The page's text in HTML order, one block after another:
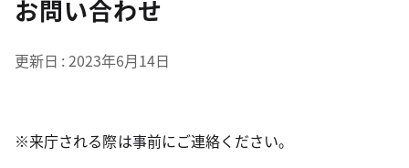
お問い合わせ
更新日 2023年6月14日
※来庁される際は事前にご連絡ください。